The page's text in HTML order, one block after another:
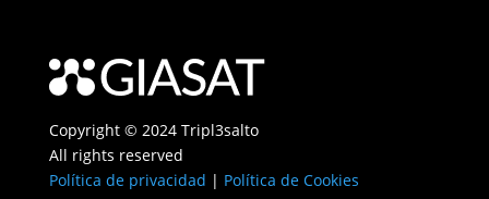
Copyright © 2024 Tripl3salto
All rights reserved
Política de privacidad | Política de Cookies